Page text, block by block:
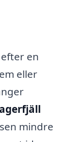
en
eller
mindre